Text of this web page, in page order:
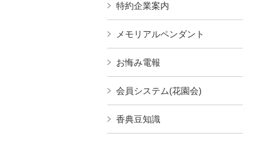
特約企業案内
メモリアルペンダント
お悔み電報
会員システム(花園会)
香典豆知識